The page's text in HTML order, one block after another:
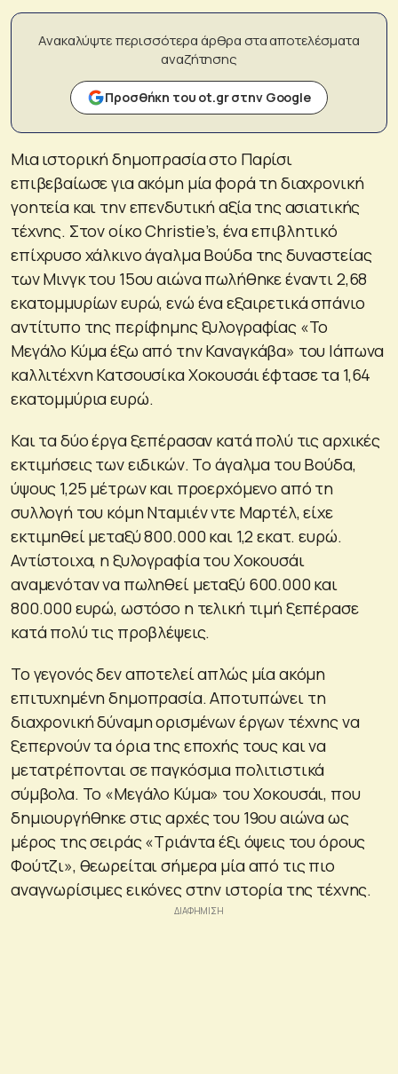
Ανακαλύψτε περισσότερα άρθρα στα αποτελέσματα
αναζήτησης
Προσθήκη του ot.gr στην Google
Μια ιστορική δημοπρασία στο Παρίσι
επιβεβαίωσε για ακόμη μία φορά τη διαχρονική
γοητεία και την επενδυτική αξία της ασιατικής
τέχνης. Στον οίκο Christie’s, ένα επιβλητικό
επίχρυσο χάλκινο άγαλμα Βούδα της δυναστείας
των Μινγκ του 15ου αιώνα πωλήθηκε έναντι 2,68
εκατομμυρίων ευρώ, ενώ ένα εξαιρετικά σπάνιο
αντίτυπο της περίφημης ξυλογραφίας «Το
Μεγάλο Κύμα έξω από την Καναγκάβα» του Ιάπωνα
καλλιτέχνη Κατσουσίκα Χοκουσάι έφτασε τα 1,64
εκατομμύρια ευρώ.
Και τα δύο έργα ξεπέρασαν κατά πολύ τις αρχικές
εκτιμήσεις των ειδικών. Το άγαλμα του Βούδα,
ύψους 1,25 μέτρων και προερχόμενο από τη
συλλογή του κόμη Νταμιέν ντε Μαρτέλ, είχε
εκτιμηθεί μεταξύ 800.000 και 1,2 εκατ. ευρώ.
Αντίστοιχα, η ξυλογραφία του Χοκουσάι
αναμενόταν να πωληθεί μεταξύ 600.000 και
800.000 ευρώ, ωστόσο η τελική τιμή ξεπέρασε
κατά πολύ τις προβλέψεις.
Το γεγονός δεν αποτελεί απλώς μία ακόμη
επιτυχημένη δημοπρασία. Αποτυπώνει τη
διαχρονική δύναμη ορισμένων έργων τέχνης να
ξεπερνούν τα όρια της εποχής τους και να
μετατρέπονται σε παγκόσμια πολιτιστικά
σύμβολα. Το «Μεγάλο Κύμα» του Χοκουσάι, που
δημιουργήθηκε στις αρχές του 19ου αιώνα ως
μέρος της σειράς «Τριάντα έξι όψεις του όρους
Φούτζι», θεωρείται σήμερα μία από τις πιο
αναγνωρίσιμες εικόνες στην ιστορία της τέχνης.